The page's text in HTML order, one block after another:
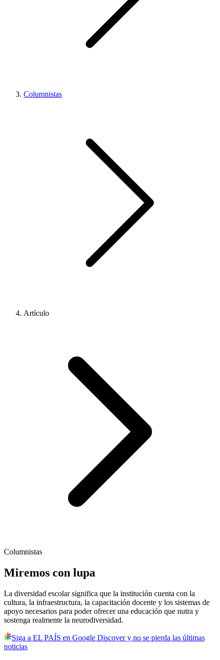
Columnistas
Artículo
Columnistas
Miremos con lupa
La diversidad escolar significa que la institución cuenta con la
cultura, la infraestructura, la capacitación docente y los sistemas de
apoyo necesarios para poder ofrecer una educación que nutra y
sostenga realmente la neurodiversidad.
Siga a EL PAÍS en Google Discover y no se pierda las últimas
noticias